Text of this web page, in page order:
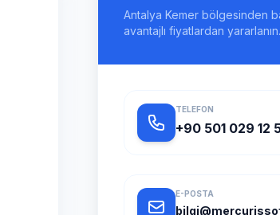
Antalya Kemer bölgesinden
avantajlı fiyatlardan yararlanın.
TELEFON
+90 501 029 12
E-POSTA